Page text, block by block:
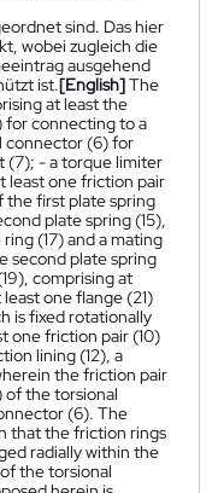
sind. Das hier
wobei zugleich die
ausgehend
ist.[English]The
at least the
for connecting to a
connector (6) for
(7); - a torque limiter
least one friction pair
the first plate spring
plate spring (15),
(17) and a mating
second plate spring
comprising at
one flange (21)
is fixed rotationally
one friction pair (10)
lining (12), a
the friction pair
of the torsional
(6). The
that the friction rings
radially within the
the torsional